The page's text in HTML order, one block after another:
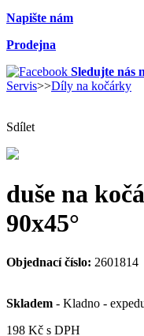
Napište nám
Prodejna
Sledujte nás
Servis>>Díly na kočárky
Sdílet
duše na
90x45°
Objednací číslo: 2601814
Skladem - Kladno -
198 Kč s DPH